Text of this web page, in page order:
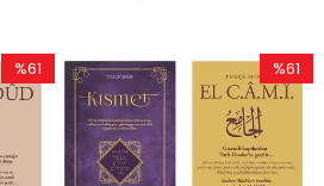
%61
İndirim
%61
İndirim